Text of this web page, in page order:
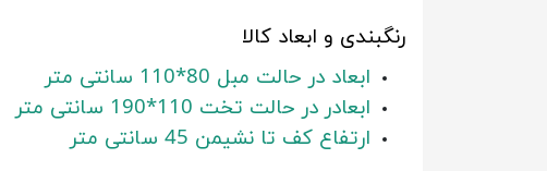
رنگبندی و ابعاد کالا
ابعاد در حالت مبل 80*110 سانتی متر
ابعادر در حالت تخت 110*190 سانتی متر
ارتفاع کف تا نشیمن 45 سانتی متر